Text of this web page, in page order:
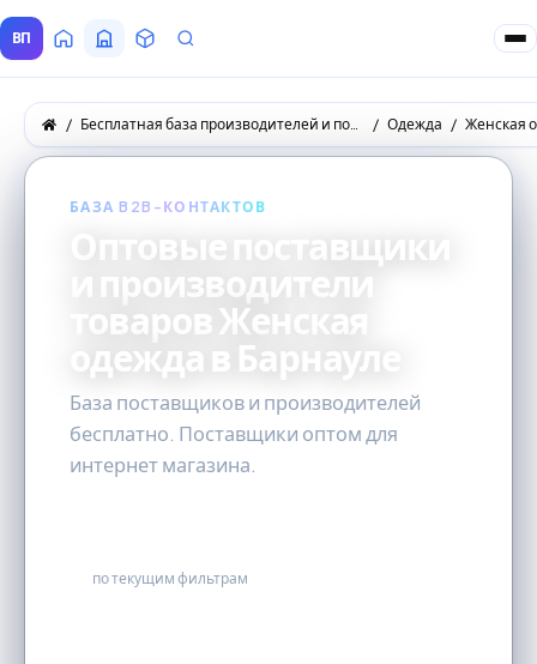
ВП ГлавнаяВсе Поставщики
ТоварыЗапросы покупателей
Бесплатная база производителей и поставщиков товаров оптом Одежда Женская
БАЗА B2B-КОНТАКТОВ
Оптовые поставщики
и производители
товаров Женская
одежда в Барнауле
База поставщиков и производителей
бесплатно. Поставщики оптом для
интернет магазина.
по текущим фильтрам